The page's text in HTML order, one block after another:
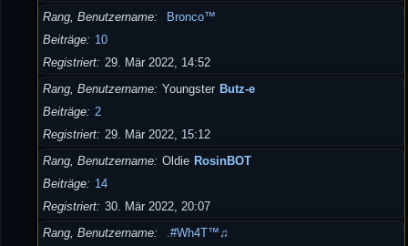
Rang, Benutzername
Bronco™
Beiträge
10
Registriert 29. Mär 2022, 14:52
Rang, Benutzername Youngster Butz-e
Beiträge 2
Registriert 29. Mär 2022, 15:12
Rang, Benutzername Oldie RosinBOT
Beiträge
14
Registriert 30. Mär 2022, 20:07
Rang, Benutzername
.#Wh4T™♫